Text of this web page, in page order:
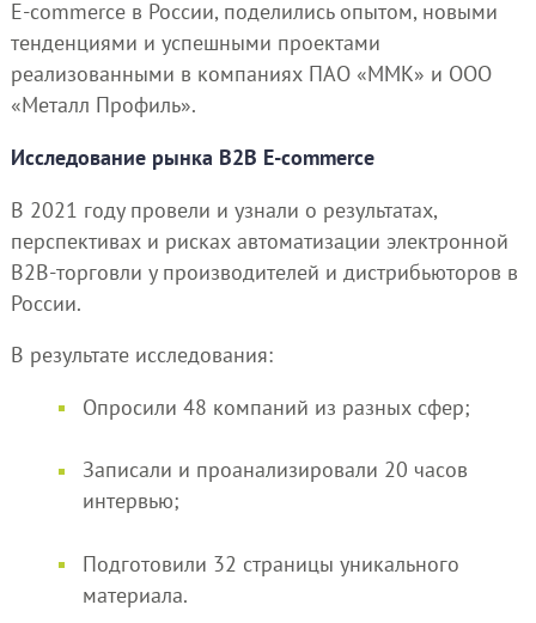
E-commerce в России, поделились опытом, новыми
тенденциями и успешными проектами
реализованными в компаниях ПАО «ММК» и ООО
«Металл Профиль».
Исследование рынка B2B E-commerce
В 2021 году провели и узнали о результатах,
перспективах и рисках автоматизации электронной
В2В-торговли у производителей и дистрибьюторов в
России.
В результате исследования:
Опросили 48 компаний из разных сфер;
Записали и проанализировали 20 часов
интервью;
Подготовили 32 страницы уникального
материала.